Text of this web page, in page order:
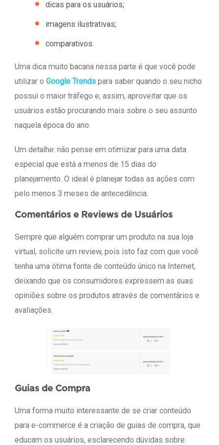
dicas para os usuários;
imagens ilustrativas;
comparativos.
Uma dica muito bacana nessa parte é que você pode
utilizar o Google Trends para saber quando o seu nicho
possui o maior tráfego e, assim, aproveitar que os
usuários estão procurando mais sobre o seu assunto
naquela época do ano.
Um detalhe: não pense em otimizar para uma data
especial que está a menos de 15 dias do
planejamento. O ideal é planejar todas as ações com
pelo menos 3 meses de antecedência.
Comentários e Reviews de Usuários
Sempre que alguém comprar um produto na sua loja
virtual, solicite um review, pois isto faz com que você
tenha uma ótima fonte de conteúdo único na Internet,
deixando que os consumidores expressem as suas
opiniões sobre os produtos através de comentários e
avaliações.
Guias de Compra
Uma forma muito interessante de se criar conteúdo
para e-commerce é a criação de guias de compra, que
educam os usuários, esclarecendo dúvidas sobre